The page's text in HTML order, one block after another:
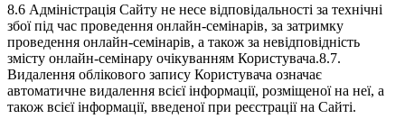
8.6 Адміністрація Сайту не несе відповідальності за технічні
збої під час проведення онлайн-семінарів, за затримку
проведення онлайн-семінарів, а також за невідповідність
змісту онлайн-семінару очікуванням Користувача.8.7.
Видалення облікового запису Користувача означає
автоматичне видалення всієї інформації, розміщеної на неї, а
також всієї інформації, введеної при реєстрації на Сайті.